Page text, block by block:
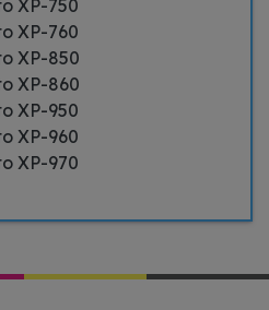
XP-750
XP-760
XP-850
XP-860
XP-950
XP-960
XP-970